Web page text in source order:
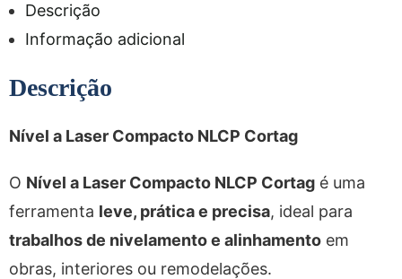
Descrição
Informação adicional
Descrição
Nível a Laser Compacto NLCP Cortag
O Nível a Laser Compacto NLCP Cortag é uma
ferramenta leve, prática e precisa, ideal para
trabalhos de nivelamento e alinhamento em
obras, interiores ou remodelações.